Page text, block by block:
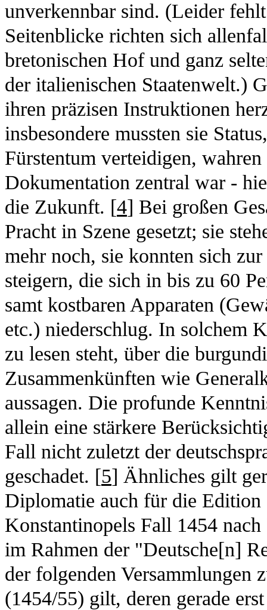
unverkennbar sind. (Leider
Seitenblicke richten sich
bretonischen Hof und ganz
der italienischen Staatenwelt.)
ihren präzisen Instruktionen
insbesondere mussten sie
Fürstentum verteidigen,
Dokumentation zentral war -
die Zukunft. [4] Bei großen
Pracht in Szene gesetzt; sie
mehr noch, sie konnten sich
steigern, die sich in bis zu 60
samt kostbaren Apparaten
etc.) niederschlug. In solchem
zu lesen steht, über die
Zusammenkünften wie
aussagen. Die profunde
allein eine stärkere
Fall nicht zuletzt der
geschadet. [5] Ähnliches gilt
Diplomatie auch für die
Konstantinopels Fall 1454
im Rahmen der "Deutsche[n]
der folgenden Versammlungen
(1454/55) gilt, deren gerade